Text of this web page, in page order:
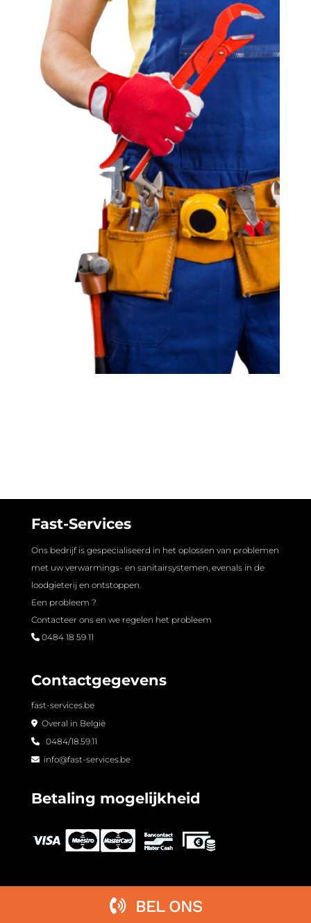
BEL ONS
Fast-Services
Ons bedrijf is gespecialiseerd in het oplossen van problemen
met uw verwarmings- en sanitairsystemen, evenals in de
loodgieterij en ontstoppen.
Een probleem ?
Contacteer ons en we regelen het probleem
0484 18 59 11
Contactgegevens
fast-services.be
Overal in België
0484/18.59.11
info@fast-services.be
Betaling mogelijkheid